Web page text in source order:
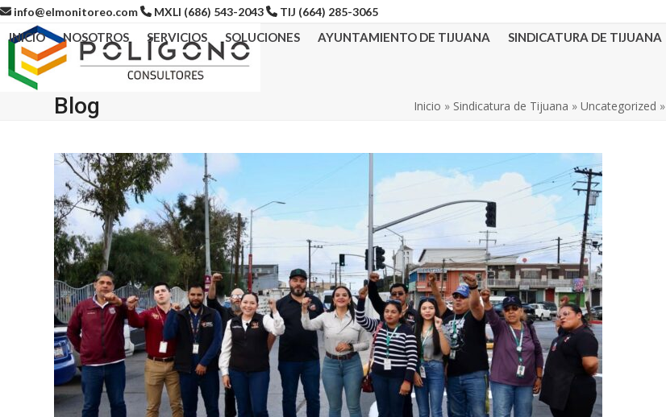
Skip
content
info@elmonitoreo.com MXLI (686) 543-2043 TIJ (664) 285-3065
INICIO NOSOTROS SERVICIOS SOLUCIONES AYUNTAMIENTO DE TIJUANA SINDICATURA DE TIJUANA
Blog Inicio » Sindicatura de Tijuana » Uncategorized »